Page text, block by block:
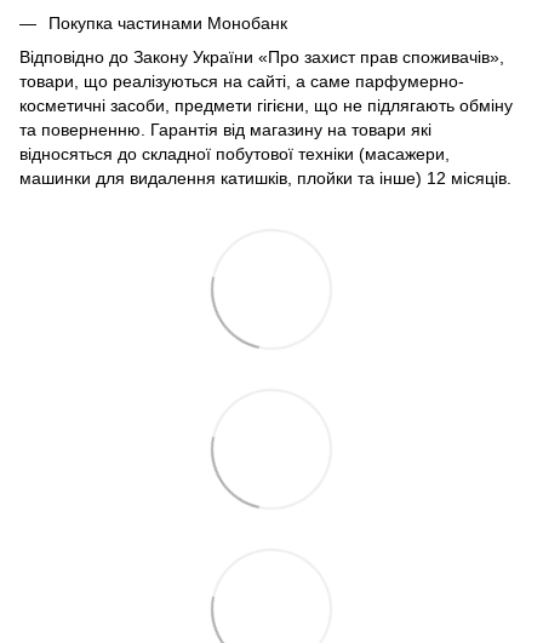
Покупка частинами Монобанк
Відповідно до Закону України «Про захист прав споживачів»,
товари, що реалізуються на сайті, а саме парфумерно-
косметичні засоби, предмети гігієни, що не підлягають обміну
та поверненню. Гарантія від магазину на товари які
відносяться до складної побутової техніки (масажери,
машинки для видалення катишків, плойки та інше) 12 місяців.